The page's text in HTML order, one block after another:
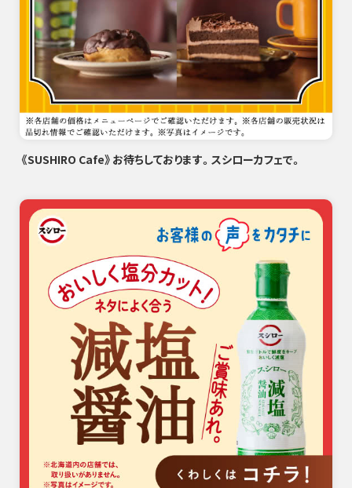
《SUSHIRO Cafe》お待ちしております。スシローカフェで。